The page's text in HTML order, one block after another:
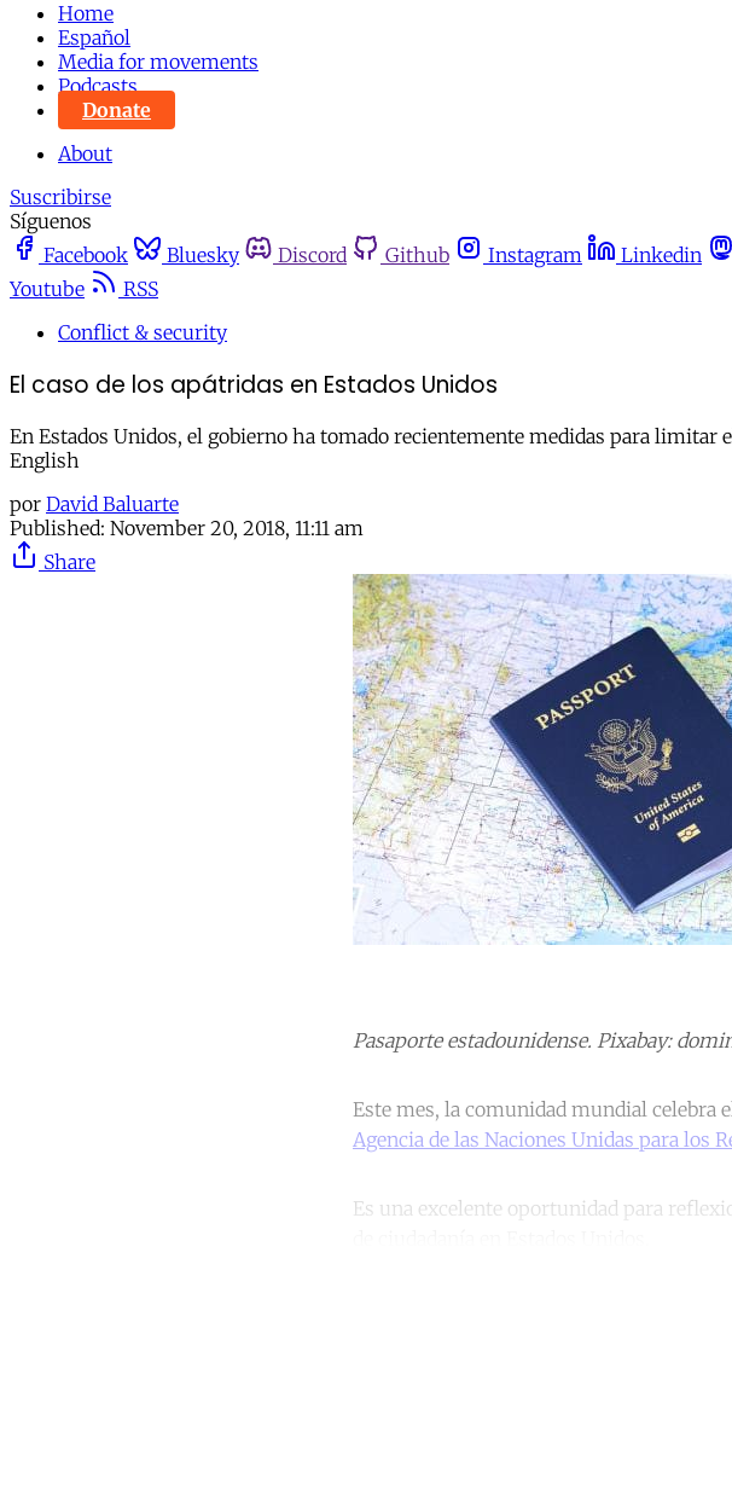
Home
Español
Media for movements
Podcasts
Donate
About
Suscribirse
Síguenos
Facebook
Bluesky Discord Github Instagram Linkedin
Youtube
RSS
Conflict & security
El caso de los apátridas en Estados Unidos
En Estados Unidos, el gobierno ha tomado recientemente medidas para limitar
English
por David Baluarte
Published: November 20, 2018, 11:11 am
Share
Pasaporte estadounidense. Pixabay:
Este mes, la comunidad mundial celebra
Agencia de las Naciones Unidas para los
Es una excelente oportunidad para